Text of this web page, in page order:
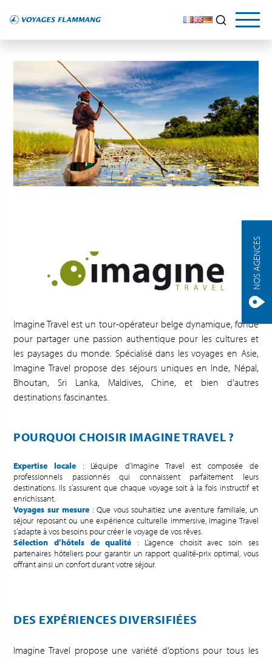
NOS AGENCES
Imagine Travel est un tour-opérateur belge dynamique, fondé
pour partager une passion authentique pour les cultures et
les paysages du monde. Spécialisé dans les voyages en Asie,
Imagine Travel propose des séjours uniques en Inde, Népal,
Bhoutan, Sri Lanka, Maldives, Chine, et bien d’autres
destinations fascinantes.
POURQUOI CHOISIR IMAGINE TRAVEL ?
Expertise locale : L’équipe d’Imagine Travel est composée de
professionnels passionnés qui connaissent parfaitement leurs
destinations. Ils s’assurent que chaque voyage soit à la fois instructif et
enrichissant.
Voyages sur mesure : Que vous souhaitiez une aventure familiale, un
séjour reposant ou une expérience culturelle immersive, Imagine Travel
s’adapte à vos besoins pour créer le voyage de vos rêves.
Sélection d’hôtels de qualité : L’agence choisit avec soin ses
partenaires hôteliers pour garantir un rapport qualité-prix optimal, vous
offrant ainsi un confort durant votre séjour.
DES EXPÉRIENCES DIVERSIFIÉES
Imagine Travel propose une variété d’options pour tous les